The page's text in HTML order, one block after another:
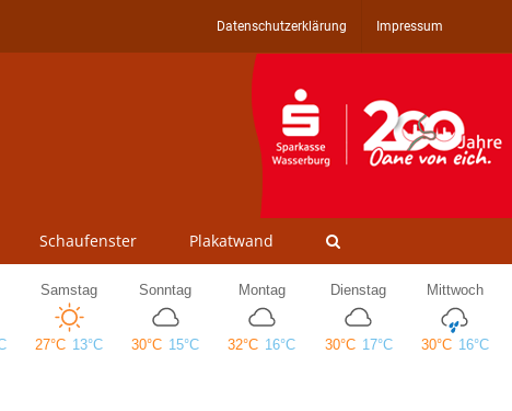
Datenschutzerklärung Impressum
Schaufenster Plakatwand